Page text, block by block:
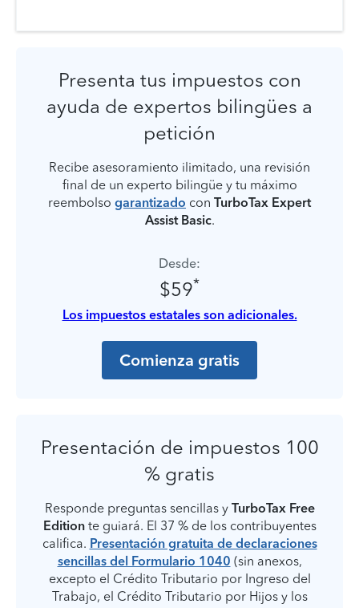
Presenta tus impuestos con
ayuda de expertos bilingües a
petición
Recibe asesoramiento ilimitado, una revisión
final de un experto bilingüe y tu máximo
reembolso garantizado con TurboTax Expert
Assist Basic.
Desde:
$59*
Los impuestos estatales son adicionales.
Comienza gratis
Presentación de impuestos 100
% gratis
Responde preguntas sencillas y TurboTax Free
Editionte guiará. El 37 % de los contribuyentes
califica. Presentación gratuita de declaraciones
sencillas del Formulario 1040 (sin anexos,
excepto el Crédito Tributario por Ingreso del
Trabajo, el Crédito Tributario por Hijos y los